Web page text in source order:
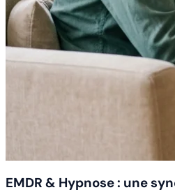
EMDR & Hypnose : une